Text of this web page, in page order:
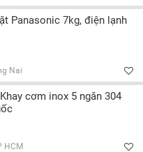
Panasonic 7kg, điện lạnh
Nai
cơm inox 5 ngăn 304
HCM